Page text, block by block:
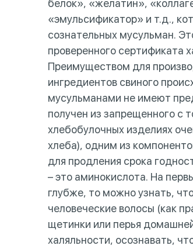
белок», «желатин»,
«эмульсификатор» и т.д.,
сознательных мусульман.
проверенного сертификата
Преимуществом для
ингредиентов свиного
мусульманами не имеют
получен из запрещенного с
хлебобулочных изделиях
хлеба), одним из
для продления срока
– это аминокислота. На
глубже, то можно узнать,
человеческие волосы (как
щетинки или перья
халяльности, осознавать,